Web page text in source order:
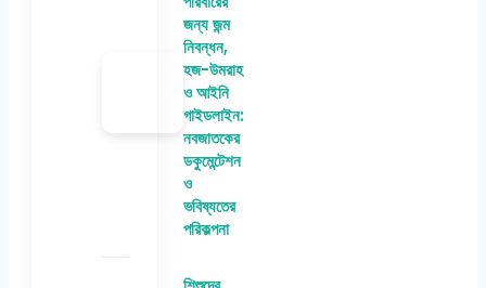
জন্য জন্ম
নিবন্ধন,
হজ-উমরাহ
ও আইনি
গাইডলাইন:
নবজাতকের
ডকুমেন্টেশন
ও
ভবিষ্যতের
পরিকল্পনা